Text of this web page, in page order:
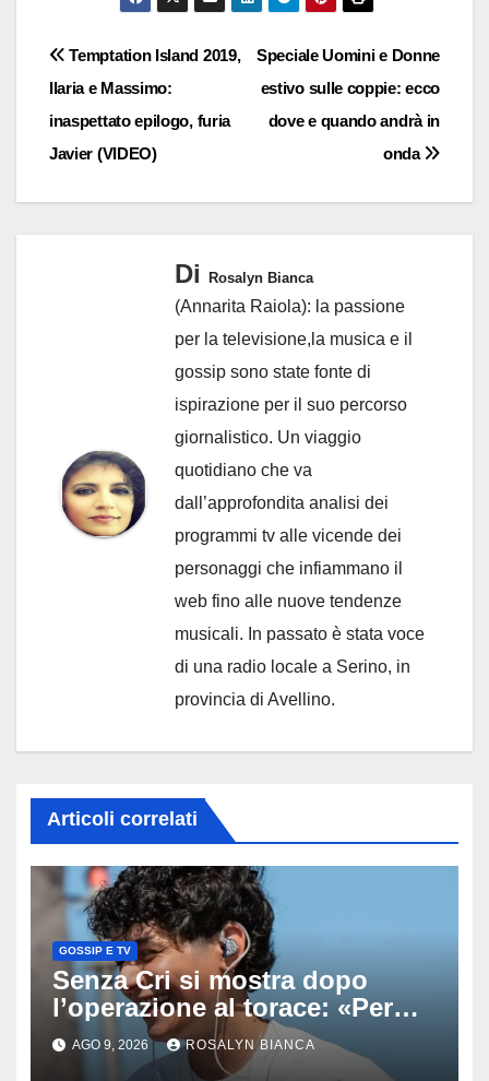
Navigazione
articoli
Speciale Uomini e Donne
estivo sulle coppie: ecco
dove e quando andrà in
onda
Temptation Island 2019,
Ilaria e Massimo:
inaspettato epilogo, furia
Javier (VIDEO)
Di Rosalyn Bianca
(Annarita Raiola): la passione
per la televisione,la musica e il
gossip sono state fonte di
ispirazione per il suo percorso
giornalistico. Un viaggio
quotidiano che va
dall’approfondita analisi dei
programmi tv alle vicende dei
personaggi che infiammano il
web fino alle nuove tendenze
musicali. In passato è stata voce
di una radio locale a Serino, in
provincia di Avellino.
Articoli correlati
GOSSIP E TV
Senza Cri si mostra dopo
l’operazione al torace: «Per
anni mi sentivo in trappola», il
racconto sul difficile percorso
AGO 9, 2026 ROSALYN BIANCA